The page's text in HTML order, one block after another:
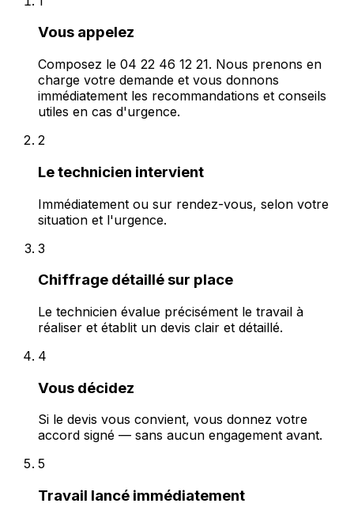
Vous appelez
Composez le 04 22 46 12 21. Nous prenons en
charge votre demande et vous donnons
immédiatement les recommandations et conseils
utiles en cas d'urgence.
2
Le technicien intervient
Immédiatement ou sur rendez-vous, selon votre
situation et l'urgence.
3
Chiffrage détaillé sur place
Le technicien évalue précisément le travail à
réaliser et établit un devis clair et détaillé.
4
Vous décidez
Si le devis vous convient, vous donnez votre
accord signé — sans aucun engagement avant.
5
Travail lancé immédiatement